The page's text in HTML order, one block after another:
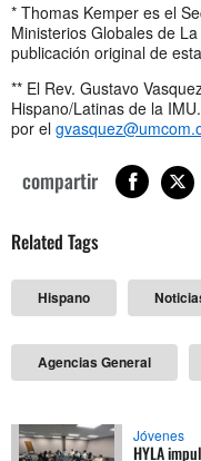
* Thomas Kemper es el
Ministerios Globales de
publicación original de
** El Rev. Gustavo
Hispano/Latinas de la
por el
compartir
Related Tags
Hispano
Agencias General
Jóvenes
HYLA